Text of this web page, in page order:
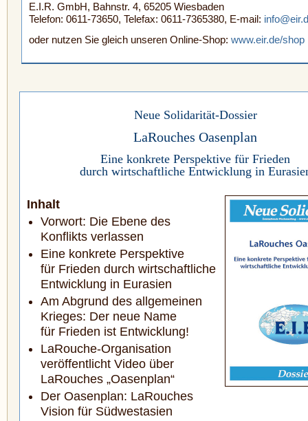
E.I.R. GmbH, Bahnstr. 4, 65205 Wiesbaden
Telefon: 0611-73650, Telefax: 0611-7365380, E-mail:
oder nutzen Sie gleich unseren Online-Shop: www.eir.de/shop
Neue Solidarität-Dossier
LaRouches Oasenplan
Eine konkrete Perspektive für Frieden
durch wirtschaftliche Entwicklung in
Inhalt
Vorwort: Die Ebene des
Konflikts verlassen
Eine konkrete Perspektive
für Frieden durch wirtschaftliche
Entwicklung in Eurasien
Am Abgrund des allgemeinen
Krieges: Der neue Name
für Frieden ist Entwicklung!
LaRouche-Organisation
veröffentlicht Video über
LaRouches „Oasenplan“
Der Oasenplan: LaRouches
Vision für Südwestasien